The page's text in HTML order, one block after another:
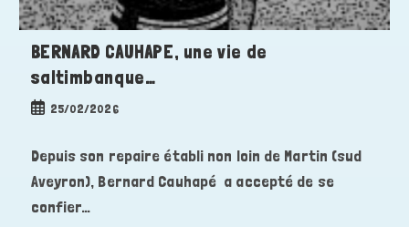
BERNARD CAUHAPE, une vie de
saltimbanque…
Publication
25/02/2026
Depuis son repaire établi non loin de Martin (sud
Aveyron), Bernard Cauhapé a accepté de se
confier…